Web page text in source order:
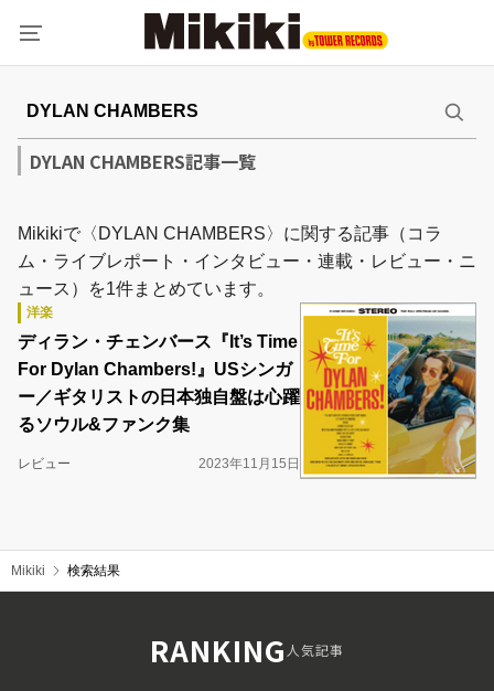
DYLAN CHAMBERS記事一覧
Mikikiで〈DYLAN CHAMBERS〉に関する記事（コラ
ム・ライブレポート・インタビュー・連載・レビュー・ニ
ュース）を1件まとめています。
洋楽
ディラン・チェンバース『It’s Time
For Dylan Chambers!』USシンガ
ー／ギタリストの日本独自盤は心躍
るソウル&ファンク集
レビュー 2023年11月15日
Mikiki 検索結果
RANKING人気記事